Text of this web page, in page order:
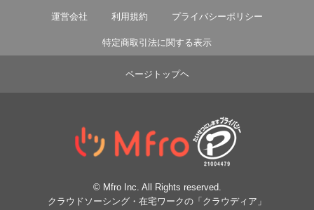
運営会社 利用規約 プライバシーポリシー
特定商取引法に関する表示
ページトップヘ
© Mfro Inc. All Rights reserved.
クラウドソーシング・在宅ワークの「クラウディア」